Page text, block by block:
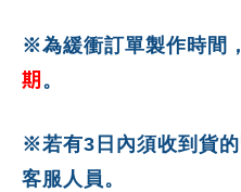
※為緩衝訂單製作時間
期 。
※若有3日內須收到貨
客服人員。